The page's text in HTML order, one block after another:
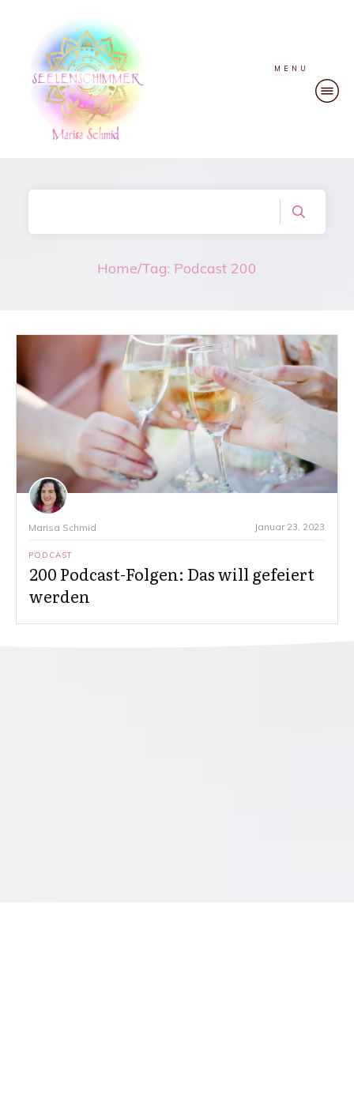
MENU
Home/Tag: Podcast 200
Marisa Schmid Januar 23, 2023
PODCAST
200 Podcast-Folgen: Das will gefeiert
werden